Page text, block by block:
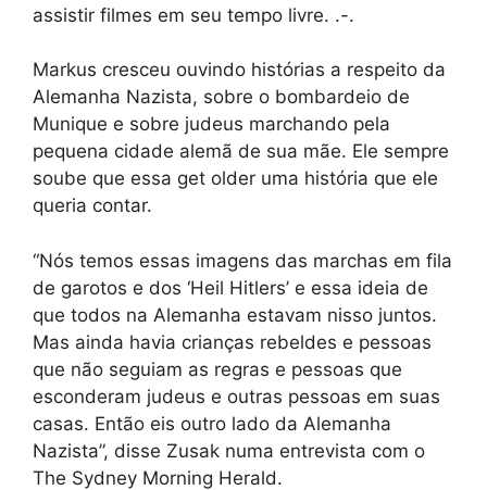
assistir filmes em seu tempo livre. .-.
Markus cresceu ouvindo histórias a respeito da
Alemanha Nazista, sobre o bombardeio de
Munique e sobre judeus marchando pela
pequena cidade alemã de sua mãe. Ele sempre
soube que essa get older uma história que ele
queria contar.
“Nós temos essas imagens das marchas em fila
de garotos e dos ‘Heil Hitlers’ e essa ideia de
que todos na Alemanha estavam nisso juntos.
Mas ainda havia crianças rebeldes e pessoas
que não seguiam as regras e pessoas que
esconderam judeus e outras pessoas em suas
casas. Então eis outro lado da Alemanha
Nazista”, disse Zusak numa entrevista com o
The Sydney Morning Herald.